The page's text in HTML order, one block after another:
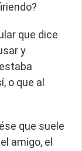
que dice
y
o que al
que suele
amigo, el